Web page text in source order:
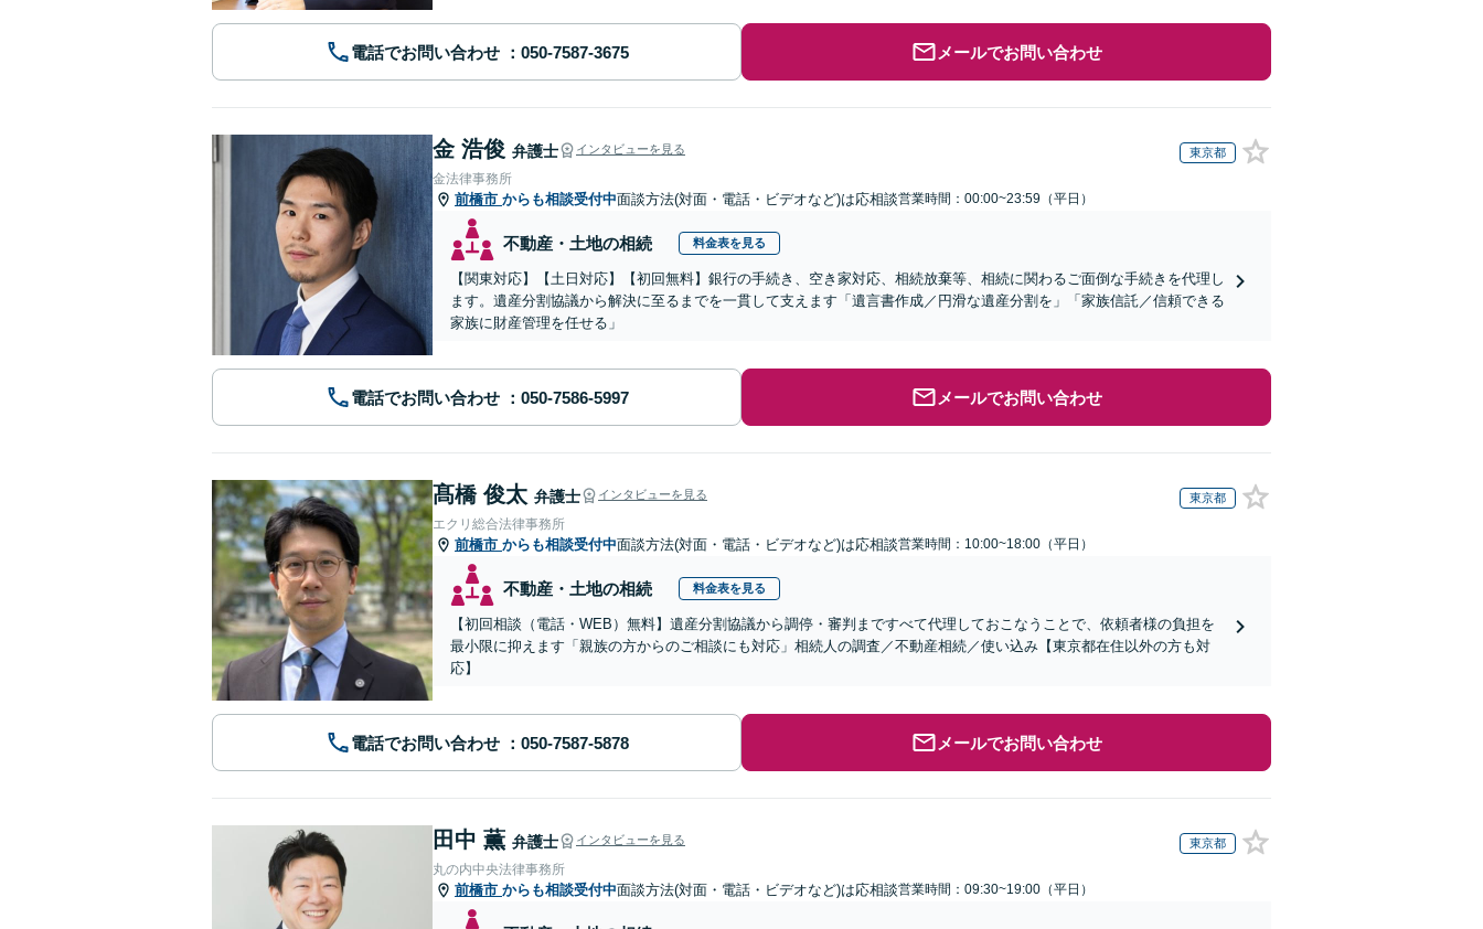
電話でお問い合わせ メールでお問い合わせ
金 浩俊 弁護士 インタビューを見る 東京都
金法律事務所
前橋市 からも相談受付中面談方法(対面・電話・ビデオなど)は応相談営業時間：00:00~23:59（平日）
不動産・土地の相続 料金表を見る
【関東対応】【土日対応】【初回無料】銀行の手続き、空き家対応、相続放棄等、相続に関わるご面倒な手続きを代理し
ます。遺産分割協議から解決に至るまでを一貫して支えます「遺言書作成／円滑な遺産分割を」「家族信託／信頼できる
家族に財産管理を任せる」
電話でお問い合わせ メールでお問い合わせ
髙橋 俊太 弁護士 インタビューを見る 東京都
エクリ総合法律事務所
前橋市 からも相談受付中面談方法(対面・電話・ビデオなど)は応相談営業時間：10:00~18:00（平日）
不動産・土地の相続 料金表を見る
【初回相談（電話・WEB）無料】遺産分割協議から調停・審判まですべて代理しておこなうことで、依頼者様の負担を
最小限に抑えます「親族の方からのご相談にも対応」相続人の調査／不動産相続／使い込み【東京都在住以外の方も対
応】
電話でお問い合わせ メールでお問い合わせ
田中 薫 弁護士 インタビューを見る 東京都
丸の内中央法律事務所
前橋市 からも相談受付中面談方法(対面・電話・ビデオなど)は応相談営業時間：09:30~19:00（平日）